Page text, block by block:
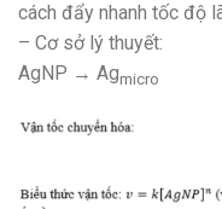
cách đẩy nhanh tốc độ
– Cơ sở lý thuyết:
AgNP → Agmicro